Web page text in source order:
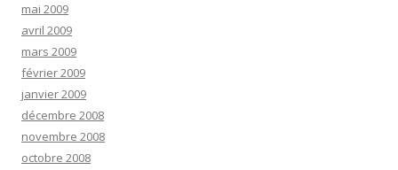
mai 2009
avril 2009
mars 2009
février 2009
janvier 2009
décembre 2008
novembre 2008
octobre 2008